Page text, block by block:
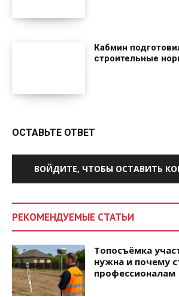
Кабмин
строительные
ОСТАВЬТЕ ОТВЕТ
ВОЙДИТЕ, ЧТОБЫ ОСТАВИТЬ
РЕКОМЕНДУЕМЫЕ СТАТЬИ
Топосъёмка
нужна и почему
профессионалам